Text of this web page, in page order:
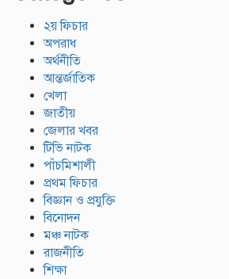
২য় ফিচার
অপরাধ
অর্থনীতি
আন্তর্জাতিক
খেলা
জাতীয়
জেলার খবর
টিভি নাটক
পাঁচমিশালী
প্রথম ফিচার
বিজ্ঞান ও প্রযুক্তি
বিনোদন
মঞ্চ নাটক
রাজনীতি
শিক্ষা